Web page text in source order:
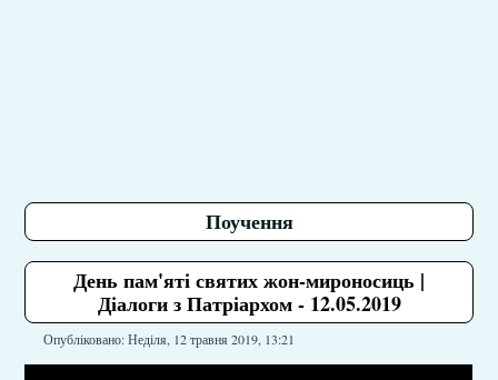
Поучення
День пам'яті святих жон-мироносиць |
Діалоги з Патріархом - 12.05.2019
Опубліковано: Неділя, 12 травня 2019, 13:21